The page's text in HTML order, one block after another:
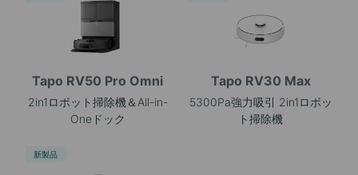
Tapo RV50 Pro Omni
2in1ロボット掃除機＆All-in-
Oneドック
Tapo RV30 Max
5300Pa強力吸引 2in1ロボッ
ト掃除機
新製品